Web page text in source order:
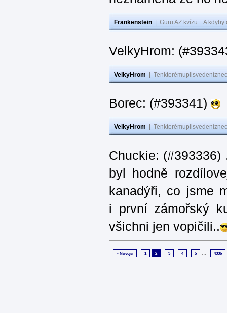
Frankenstein Guru AZ kvízu... A
VelkyHrom:
VelkyHrom
Borec: (#393341)
VelkyHrom
Chuckie:
byl hodně
kanadýři, co jsme
i první zámořský
všichni jen vopičili..
« Novější 1 2 3 4 5 ... 4336